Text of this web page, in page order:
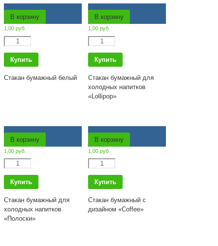
В корзину
1,00 руб.
Количество
Купить
Стакан бумажный белый
В корзину
1,00руб.
Количество
Купить
Стакан бумажный для
холодных напитков
«Lollipop»
В корзину
1,00 руб.
Количество
Купить
Стакан бумажный для
холодных напитков
«Полоски»
В корзину
1,00руб.
Количество
Купить
Стакан бумажный с
дизайном «Coffee»